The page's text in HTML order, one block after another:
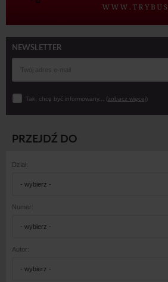
NEWSLETTER
Tak, chcę być informowany... (zobacz więcej)
PRZEJDŹ DO
Dział:
- wybierz -
Numer:
- wybierz -
Autor:
- wybierz -